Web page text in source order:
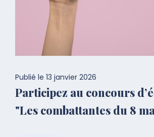
Publié le 13 janvier 2026
Participez au concours
"Les combattantes du 8